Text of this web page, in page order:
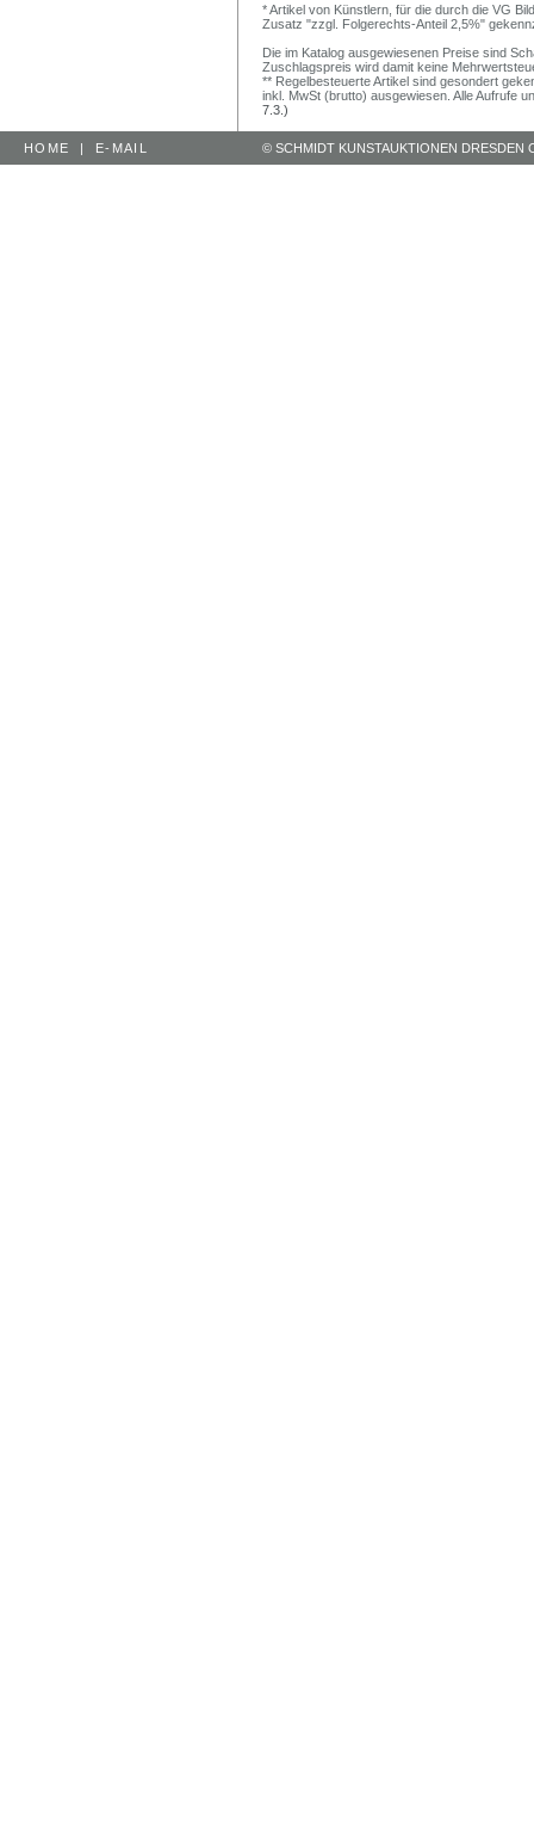
* Artikel von Künstlern, für die durch die VG
Zusatz "zzgl. Folgerechts-Anteil 2,5%"
Die im Katalog ausgewiesenen Preise sind
Zuschlagspreis wird damit keine
** Regelbesteuerte Artikel sind gesondert
inkl. MwSt (brutto) ausgewiesen. Alle Aufrufe
7.3.)
HOME | E-MAIL © SCHMIDT KUNSTAUKTIONEN DRESDEN